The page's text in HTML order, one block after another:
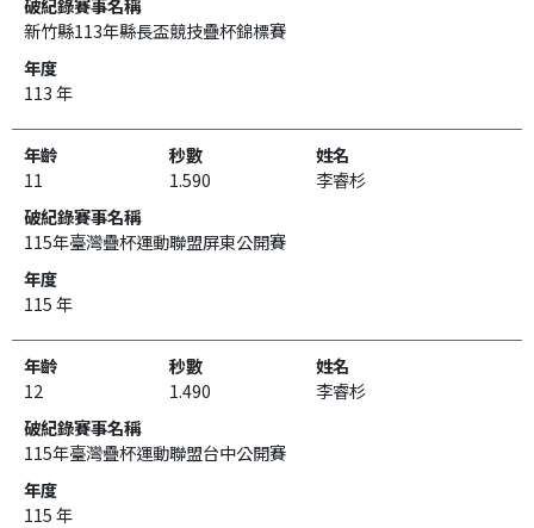
新竹縣113年縣長盃競技疊杯錦標賽
113 年
11 1.590 李睿杉
115年臺灣疊杯運動聯盟屏東公開賽
115 年
12 1.490 李睿杉
115年臺灣疊杯運動聯盟台中公開賽
115 年